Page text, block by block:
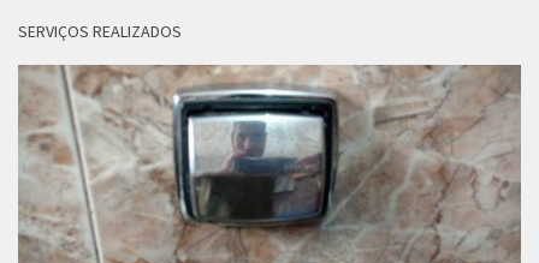
SERVIÇOS REALIZADOS